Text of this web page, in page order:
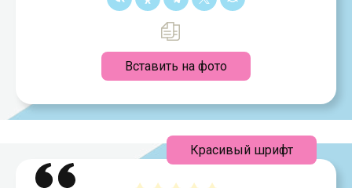
Вставить на фото
Красивый шрифт